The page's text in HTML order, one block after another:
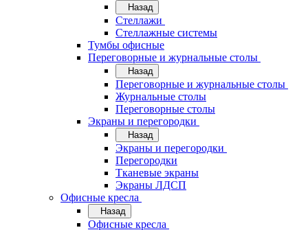
Назад
Стеллажи
Стеллажные системы
Тумбы офисные
Переговорные и журнальные столы
Назад
Переговорные и журнальные столы
Журнальные столы
Переговорные столы
Экраны и перегородки
Назад
Экраны и перегородки
Перегородки
Тканевые экраны
Экраны ЛДСП
Офисные кресла
Назад
Офисные кресла